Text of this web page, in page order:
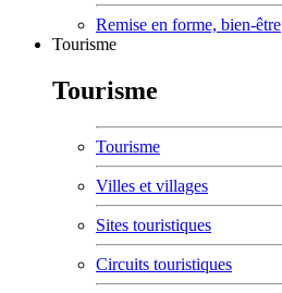
Remise en forme, bien-être
Tourisme
Tourisme
Tourisme
Villes et villages
Sites touristiques
Circuits touristiques